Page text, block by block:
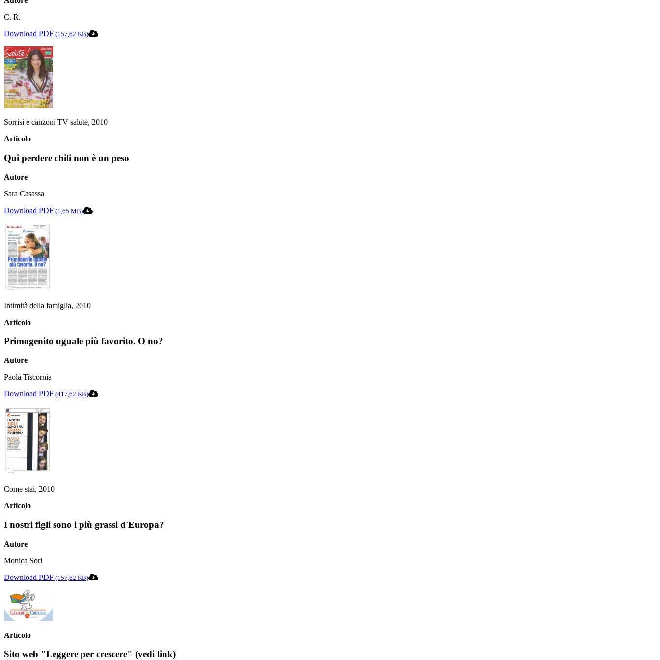
C. R.
Download PDF (157,62 KB)
Sorrisi e canzoni TV salute, 2010
Articolo
Qui perdere chili non è un peso
Autore
Sara Casassa
Download PDF (1,65 MB)
Intimità della famiglia, 2010
Articolo
Primogenito uguale più favorito. O no?
Autore
Paola Tiscornia
Download PDF (417,62 KB)
Come stai, 2010
Articolo
I nostri figli sono i più grassi d'Europa?
Autore
Monica Sori
Download PDF (157,62 KB)
Articolo
Sito web "Leggere per crescere" (vedi link)